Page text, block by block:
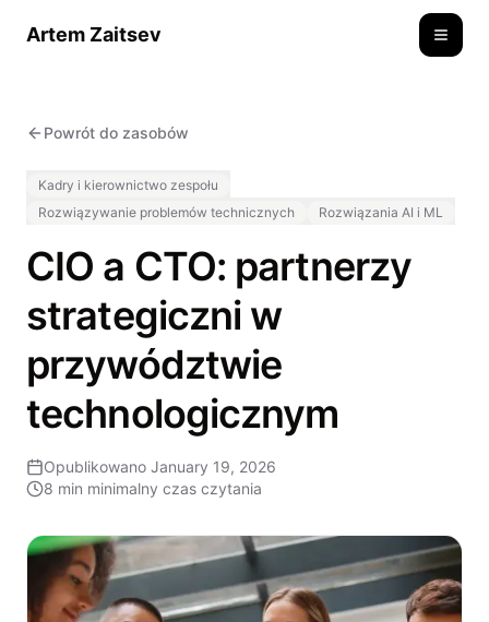
Artem Zaitsev
Powrót do zasobów
Kadry i kierownictwo zespołu
Rozwiązywanie problemów technicznych
Rozwiązania AI i ML
CIO a CTO: partnerzy
strategiczni w
przywództwie
technologicznym
Opublikowano January 19, 2026
8 min minimalny czas czytania